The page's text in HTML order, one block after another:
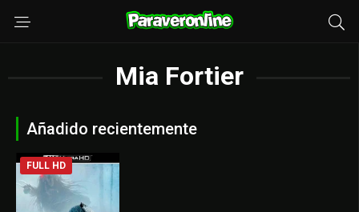
Mia Fortier
Añadido recientemente
FULL HD